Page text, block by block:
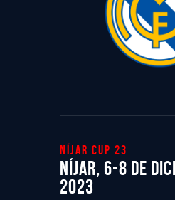
Níjar cup 23
Níjar, 6-8 de
2023